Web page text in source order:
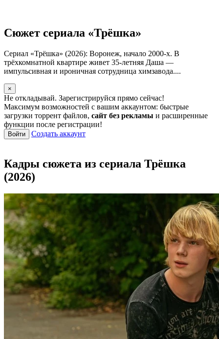
Сюжет сериала «Трёшка»
Сериал «Трёшка» (2026): Воронеж, начало 2000-х. В
трёхкомнатной квартире живет 35-летняя Даша —
импульсивная и ироничная сотрудница химзавода....
×
Не откладывай. Зарегистрируйся прямо сейчас!
Максимум возможностей с вашим аккаунтом: быстрые
загрузки торрент файлов, сайт без рекламы и расширенные
функции после регистрации!
Войти Создать аккаунт
Кадры сюжета из сериала Трёшка
(2026)